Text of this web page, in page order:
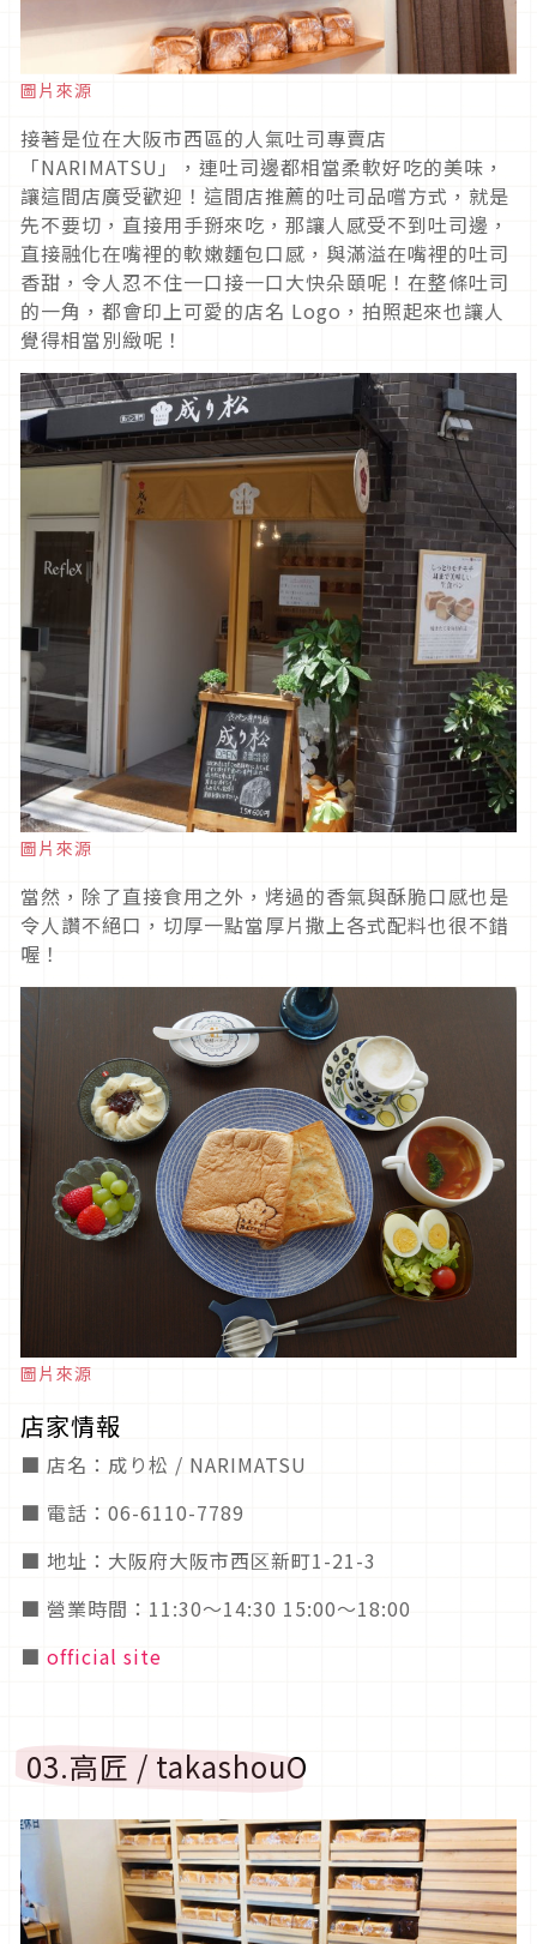
圖片來源
接著是位在大阪市西區的人氣吐司專賣店
「NARIMATSU」，連吐司邊都相當柔軟好吃的美味，
讓這間店廣受歡迎！這間店推薦的吐司品嚐方式，就是
先不要切，直接用手掰來吃，那讓人感受不到吐司邊，
直接融化在嘴裡的軟嫩麵包口感，與滿溢在嘴裡的吐司
香甜，令人忍不住一口接一口大快朵頤呢！在整條吐司
的一角，都會印上可愛的店名 Logo，拍照起來也讓人
覺得相當別緻呢！
圖片來源
當然，除了直接食用之外，烤過的香氣與酥脆口感也是
令人讚不絕口，切厚一點當厚片撒上各式配料也很不錯
喔！
圖片來源
店家情報
■ 店名：成り松 / NARIMATSU
■ 電話：06-6110-7789
■ 地址：大阪府大阪市西区新町1-21-3
■ 營業時間：11:30～14:30 15:00～18:00
■ official site
03.高匠 / takashouO